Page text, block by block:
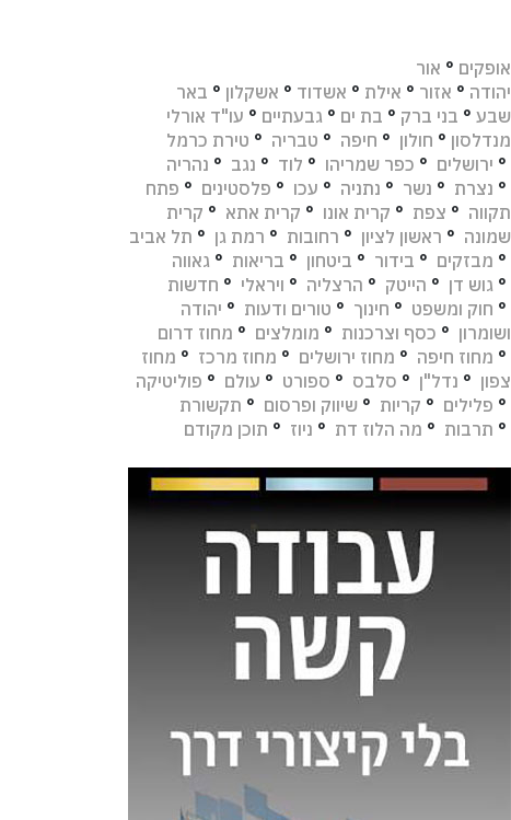
אופקים ° אור
יהודה ° אזור ° אילת ° אשדוד ° אשקלון ° באר
שבע ° בני ברק ° בת ים ° גבעתיים ° עו"ד אורלי
מנדלסון ° חולון ° חיפה ° טבריה ° טירת כרמל
° ירושלים ° כפר שמריהו ° לוד ° נגב ° נהריה
° נצרת ° נשר ° נתניה ° עכו ° פלסטינים ° פתח
תקווה ° צפת ° קרית אונו ° קרית אתא ° קרית
שמונה ° ראשון לציון ° רחובות ° רמת גן ° תל אביב
° מבזקים ° בידור ° ביטחון ° בריאות ° גאווה
° גוש דן ° הייטק ° הרצליה ° ויראלי ° חדשות
° חוק ומשפט ° חינוך ° טורים ודעות ° יהודה
ושומרון ° כסף וצרכנות ° מומלצים ° מחוז דרום
° מחוז חיפה ° מחוז ירושלים ° מחוז מרכז ° מחוז
צפון ° נדל"ן ° סלבס ° ספורט ° עולם ° פוליטיקה
° פלילים ° קריות ° שיווק ופרסום ° תקשורת
° תרבות ° מה הלוז דת ° ניוז ° תוכן מקודם